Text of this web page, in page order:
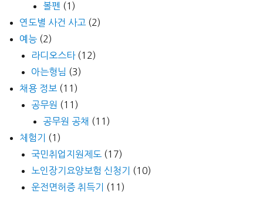
볼펜 (1)
연도별 사건 사고 (2)
예능 (2)
라디오스타(12)
아는형님 (3)
채용 정보 (11)
공무원 (11)
공무원 공채 (11)
체험기
(1)
국민취업지원제도 (17)
노인장기요양보험 신청기
(10)
운전면허증 취득기
(11)